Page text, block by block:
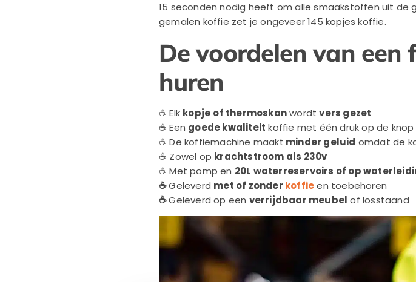
15 seconden nodig heeft om alle smaakstoffen uit de
gemalen koffie zet je ongeveer 145 kopjes koffie.
De voordelen van
huren
☕ Elk kopje of thermoskanwordtvers gezet
☕ Een goede kwaliteit koffie met één druk op de knop
☕ De koffiemachine maakt minder geluid omdat de
☕ Zowel op krachtstroom als 230v
☕ Met pomp en 20L waterreservoirs of op
☕Geleverd met of zonder koffieen toebehoren
☕Geleverd op een verrijdbaar meubel of losstaand